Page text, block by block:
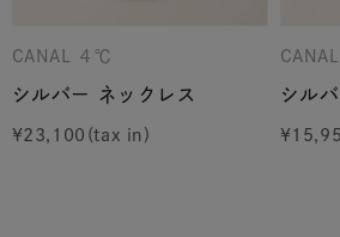
CANAL ４℃
シルバー ネックレス
¥23,100
シル
¥